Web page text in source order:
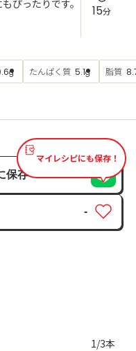
ぴったりです。
15分
g たんぱく質 5.1g 脂質
マイレシピにも保存！
保存
-
1/3本